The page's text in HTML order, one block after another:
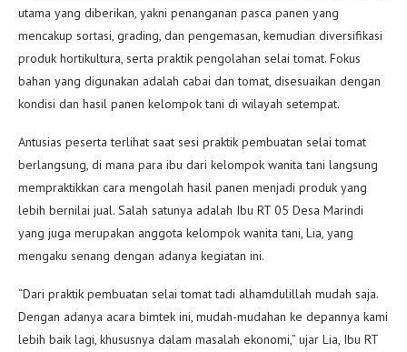
utama yang diberikan, yakni penanganan pasca panen yang
mencakup sortasi, grading, dan pengemasan, kemudian diversifikasi
produk hortikultura, serta praktik pengolahan selai tomat. Fokus
bahan yang digunakan adalah cabai dan tomat, disesuaikan dengan
kondisi dan hasil panen kelompok tani di wilayah setempat.
Antusias peserta terlihat saat sesi praktik pembuatan selai tomat
berlangsung, di mana para ibu dari kelompok wanita tani langsung
mempraktikkan cara mengolah hasil panen menjadi produk yang
lebih bernilai jual. Salah satunya adalah Ibu RT 05 Desa Marindi
yang juga merupakan anggota kelompok wanita tani, Lia, yang
mengaku senang dengan adanya kegiatan ini.
“Dari praktik pembuatan selai tomat tadi alhamdulillah mudah saja.
Dengan adanya acara bimtek ini, mudah-mudahan ke depannya kami
lebih baik lagi, khususnya dalam masalah ekonomi,” ujar Lia, Ibu RT